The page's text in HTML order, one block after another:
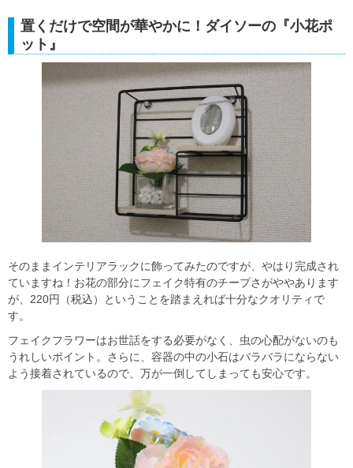
置くだけで空間が華やかに！ダイソーの『小花ポ
ット』
そのままインテリアラックに飾ってみたのですが、やはり完成され
ていますね！お花の部分にフェイク特有のチープさがややあります
が、220円（税込）ということを踏まえれば十分なクオリティで
す。
フェイクフラワーはお世話をする必要がなく、虫の心配がないのも
うれしいポイント。さらに、容器の中の小石はバラバラにならない
よう接着されているので、万が一倒してしまっても安心です。